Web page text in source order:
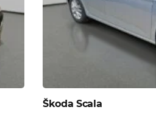
Škoda Scala